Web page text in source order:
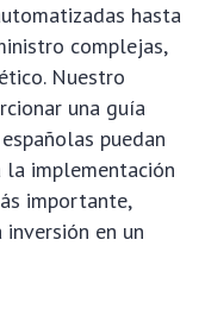
hasta
complejas,
Nuestro
una guía
puedan
implementación
importante,
en un